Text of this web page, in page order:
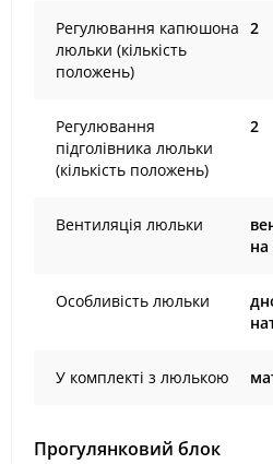
Регулювання капюшона
люльки (кількість
положень)
2
Регулювання
підголівника люльки
(кількість положень)
2
Вентиляція люльки
на
Особливість люльки
У комплекті з люлькою
Прогулянковий блок